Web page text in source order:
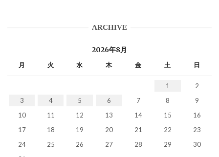
ARCHIVE
2026年8月
月 火 水 木 金 土 日
1
2
3
4 5 6 7 8
9
10
11 12 13 14 15
16
17
18 19 20 21 22
23
24
25 26 27 28 29
30